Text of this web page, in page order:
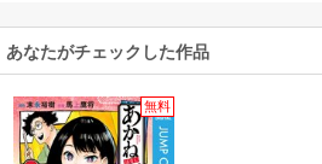
あなたがチェックした作品
無料